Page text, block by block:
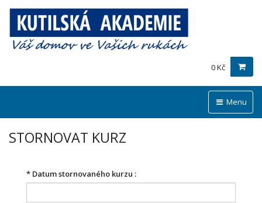
0 Kč
Menu
STORNOVAT KURZ
* Datum stornovaného kurzu :